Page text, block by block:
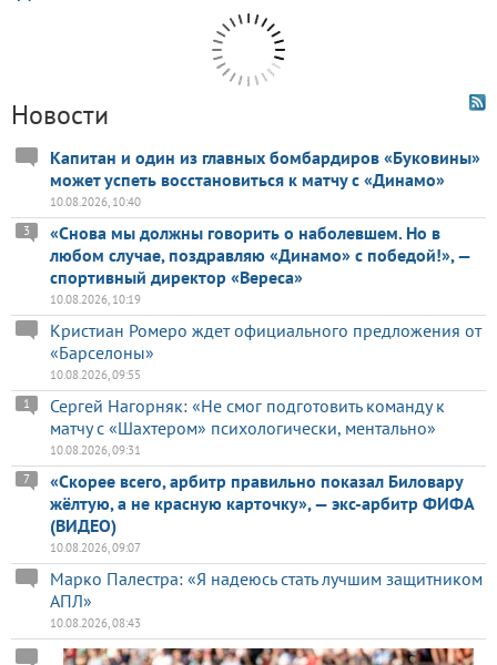
Новости
Капитан и один из главных бомбардиров «Буковины»
может успеть восстановиться к матчу с «Динамо»
10.08.2026, 10:40
«Снова мы должны говорить о наболевшем. Но в
любом случае, поздравляю «Динамо» с победой!», —
спортивный директор «Вереса»
3
10.08.2026, 10:19
Кристиан Ромеро ждет официального предложения от
«Барселоны»
10.08.2026, 09:55
Сергей Нагорняк: «Не смог подготовить команду к
матчу с «Шахтером» психологически, ментально»
1
10.08.2026, 09:31
«Скорее всего, арбитр правильно показал Биловару
жёлтую, а не красную карточку», — экс-арбитр ФИФА
(ВИДЕО)
7
10.08.2026, 09:07
Марко Палестра: «Я надеюсь стать лучшим защитником
АПЛ»
10.08.2026, 08:43